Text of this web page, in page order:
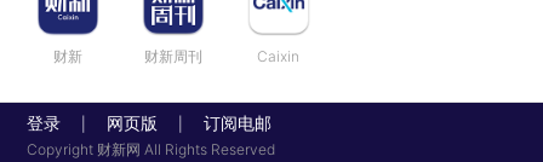
财新 财新周刊 Caixin
登录 网页版 订阅电邮
Copyright 财新网 All Rights Reserved